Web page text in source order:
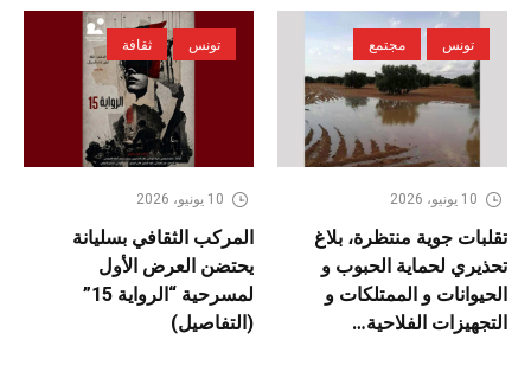
تونس مجتمع
10 يونيو، 2026
تقلبات جوية منتظرة، بلاغ
تحذيري لحماية الحبوب و
الحيوانات و الممتلكات و
التجهيزات الفلاحية…
تونس ثقافة
10 يونيو، 2026
المركب الثقافي بسليانة
يحتضن العرض الأول
لمسرحية “الرواية 15”
(التفاصيل)